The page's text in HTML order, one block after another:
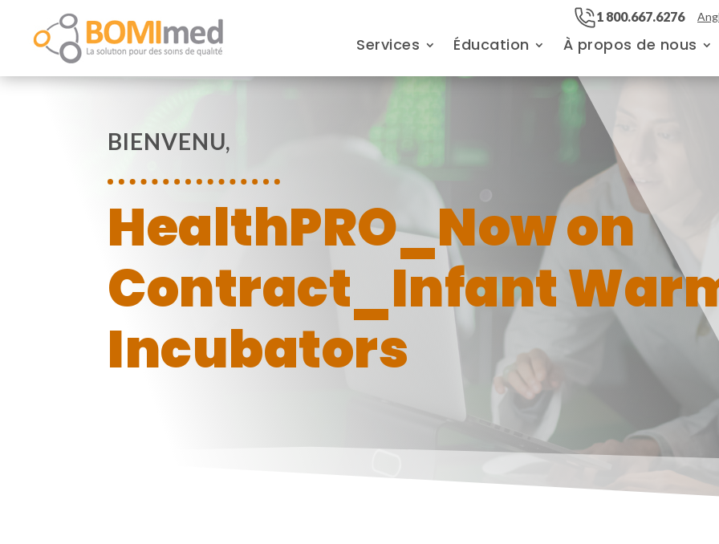
1 800.667.6276
Services Éducation À propos de nous
BIENVENU,
HealthPRO_Now on
Contract_Infant
Incubators